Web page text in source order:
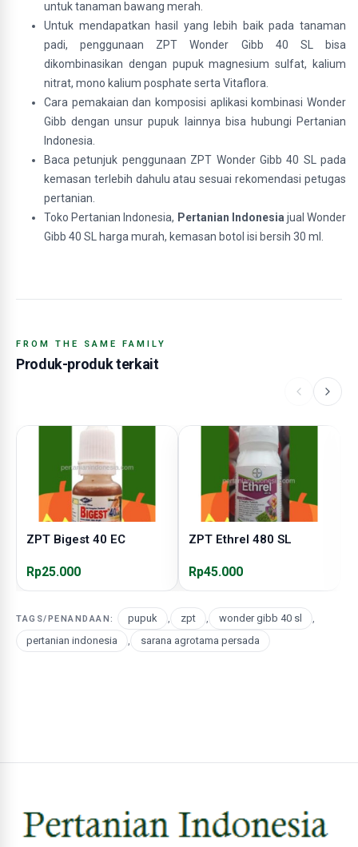
untuk tanaman bawang merah.
Untuk mendapatkan hasil yang lebih baik pada tanaman
padi, penggunaan ZPT Wonder Gibb 40 SL bisa
dikombinasikan dengan pupuk magnesium sulfat, kalium
nitrat, mono kalium posphate serta Vitaflora.
Cara pemakaian dan komposisi aplikasi kombinasi Wonder
Gibb dengan unsur pupuk lainnya bisa hubungi Pertanian
Indonesia.
Baca petunjuk penggunaan ZPT Wonder Gibb 40 SL pada
kemasan terlebih dahulu atau sesuai rekomendasi petugas
pertanian.
Toko Pertanian Indonesia, Pertanian Indonesia jual Wonder
Gibb 40 SL harga murah, kemasan botol isi bersih 30 ml.
FROM THE SAME FAMILY
Produk-produk terkait
ZPT Bigest 40 EC
Rp25.000
ZPT Ethrel 480 SL
Rp45.000
TAGS/PENANDAAN: pupuk , zpt , wonder gibb 40 sl
,
pertanian indonesia
, sarana agrotama persada